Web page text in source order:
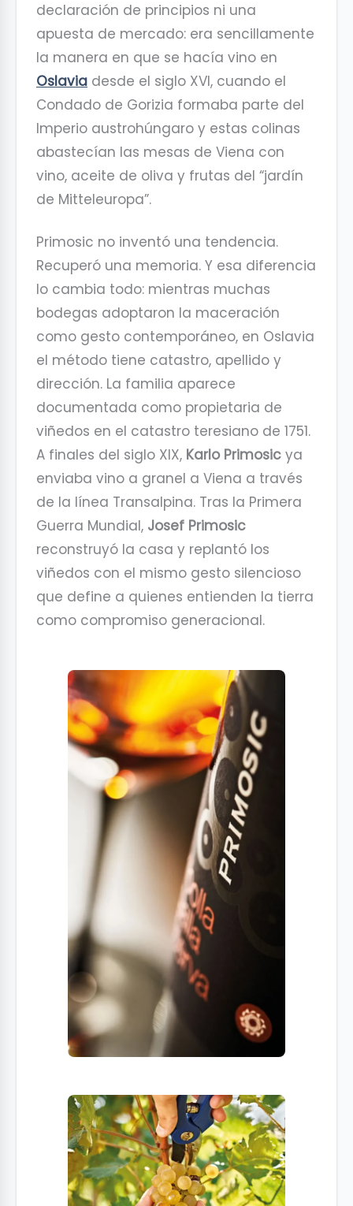
declaración de principios ni una
apuesta de mercado: era sencillamente
la manera en que se hacía vino en
Oslavia desde el siglo XVI, cuando el
Condado de Gorizia formaba parte del
Imperio austrohúngaro y estas colinas
abastecían las mesas de Viena con
vino, aceite de oliva y frutas del “jardín
de Mitteleuropa”.
Primosic no inventó una tendencia.
Recuperó una memoria. Y esa diferencia
lo cambia todo: mientras muchas
bodegas adoptaron la maceración
como gesto contemporáneo, en Oslavia
el método tiene catastro, apellido y
dirección. La familia aparece
documentada como propietaria de
viñedos en el catastro teresiano de 1751.
A finales del siglo XIX, Karlo Primosic ya
enviaba vino a granel a Viena a través
de la línea Transalpina. Tras la Primera
Guerra Mundial, Josef Primosic
reconstruyó la casa y replantó los
viñedos con el mismo gesto silencioso
que define a quienes entienden la tierra
como compromiso generacional.